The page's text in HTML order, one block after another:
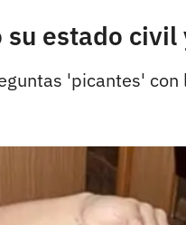
estado
'picantes'